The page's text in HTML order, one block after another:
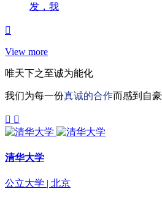
发，我
View more
唯天下之至诚为能化
我们为每一份真诚的合作而感到自豪
清华大学
公立大学 | 北京